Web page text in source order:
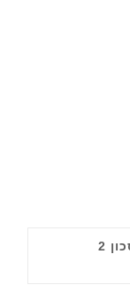
SOLARIS BODY LOTION אריזת חיסכון 2